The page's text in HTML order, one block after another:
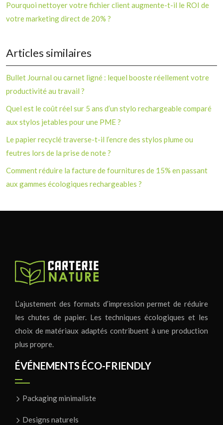
Pourquoi nettoyer votre fichier client augmente-t-il le ROI de
votre marketing direct de 20% ?
Articles similaires
Bullet Journal ou carnet ligné : lequel booste réellement votre
productivité au travail ?
Quel est le coût réel sur 5 ans d’un stylo rechargeable comparé
aux stylos jetables pour une PME ?
Le papier recyclé traverse-t-il l’encre des stylos plume ou
feutres lors de la prise de note ?
Comment réduire la facture de fournitures de 15% en passant
aux gammes écologiques rechargeables ?
L’ajustement des formats d’impression permet de réduire
les chutes de papier. Les techniques écologiques et les
choix de matériaux adaptés contribuent à une production
plus propre.
ÉVÉNEMENTS ÉCO-FRIENDLY
Packaging minimaliste
Designs naturels